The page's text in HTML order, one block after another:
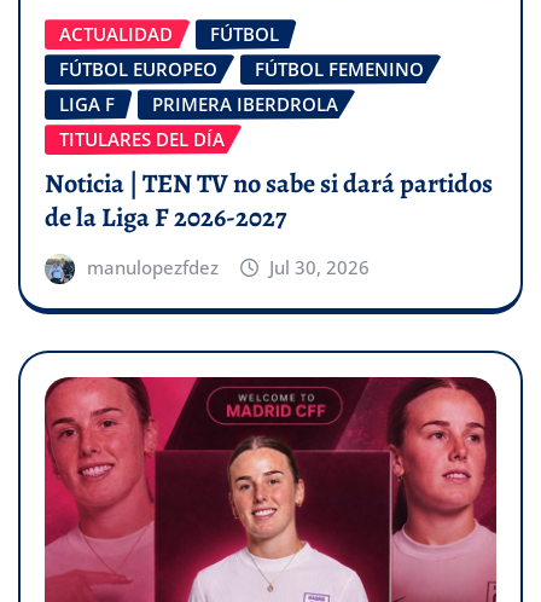
ACTUALIDAD
FÚTBOL
FÚTBOL EUROPEO
FÚTBOL FEMENINO
LIGA F
PRIMERA IBERDROLA
TITULARES DEL DÍA
Noticia | TEN TV no sabe si dará partidos
de la Liga F 2026-2027
manulopezfdez Jul 30, 2026